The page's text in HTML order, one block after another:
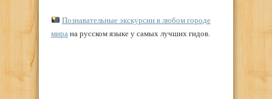
Познавательные экскурсии в любом городе
мира на русском языке у самых лучших гидов.